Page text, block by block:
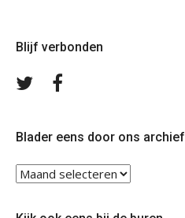
Blijf verbonden
Volg
Blader eens door ons archief
Blader